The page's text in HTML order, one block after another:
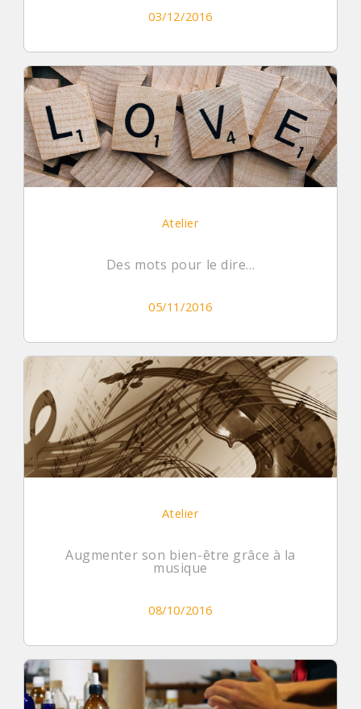
03/12/2016
Atelier
Des mots pour le dire...
05/11/2016
Atelier
Augmenter son bien-être grâce à la
musique
08/10/2016